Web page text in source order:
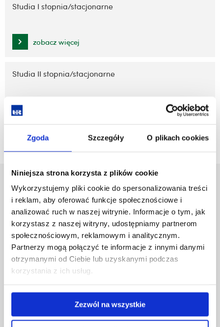
Zgoda Szczegóły O plikach cookies
Niniejsza strona korzysta z plików cookie
Wykorzystujemy pliki cookie do spersonalizowania treści
i reklam, aby oferować funkcje społecznościowe i
analizować ruch w naszej witrynie. Informacje o tym, jak
korzystasz z naszej witryny, udostępniamy partnerom
społecznościowym, reklamowym i analitycznym.
Partnerzy mogą połączyć te informacje z innymi danymi
otrzymanymi od Ciebie lub uzyskanymi podczas
korzystania z ich usług.
Zezwól na wszystkie
nawigację
treści
Studia I stopnia/stacjonarne
zobacz więcej
Studia II stopnia/stacjonarne
Uniwersytet Rzeszowski
Al. Tadeusza Rejtana 16C
35-959 Rzeszów
Pomiń
nawigację
przejdź
do
Polityka prywatności
Mapa serwisu
Wydawnictwo
Covid info
Fundusze strukturalne